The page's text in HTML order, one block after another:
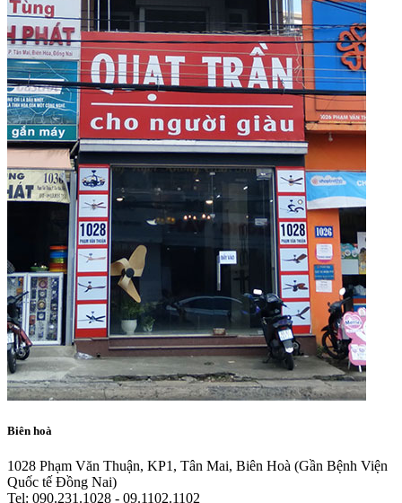
Biên hoà
1028 Phạm Văn Thuận, KP1, Tân Mai, Biên Hoà (Gần Bệnh Viện
Quốc tế Đồng Nai)
Tel: 090.231.1028 - 09.1102.1102